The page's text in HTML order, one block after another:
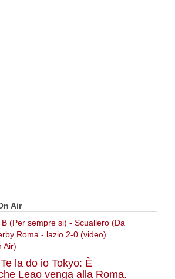
Air
Air)
la do io Tokyo: È
Leao venga alla Roma.